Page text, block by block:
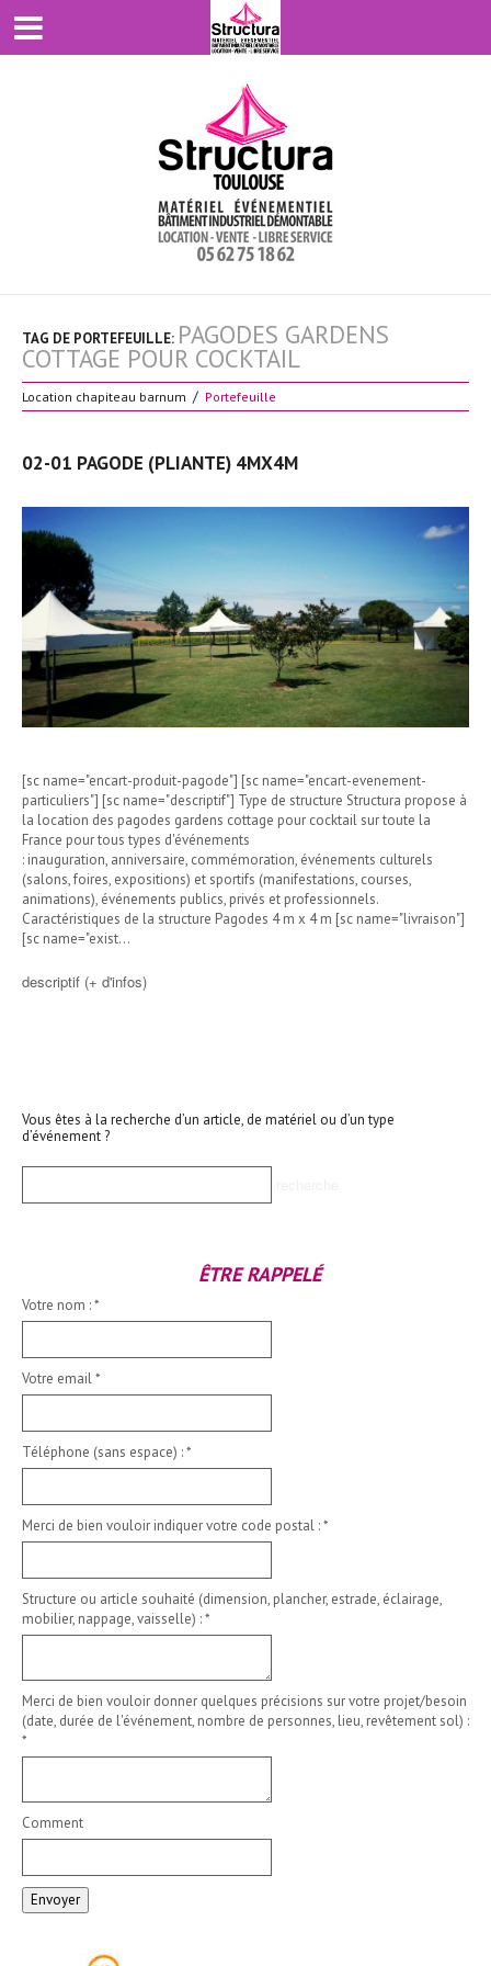
TAG DE PORTEFEUILLE: PAGODES GARDENS
COTTAGE POUR COCKTAIL
Location chapiteau barnum Portefeuille
02-01 PAGODE (PLIANTE) 4MX4M
[sc name="encart-produit-pagode"] [sc name="encart-evenement-
particuliers"] [sc name="descriptif"] Type de structure Structura propose à
la location des pagodes gardens cottage pour cocktail sur toute la
France pour tous types d'événements
: inauguration, anniversaire, commémoration, événements culturels
(salons, foires, expositions) et sportifs (manifestations, courses,
animations), événements publics, privés et professionnels.
Caractéristiques de la structure Pagodes 4 m x 4 m [sc name="livraison"]
[sc name="exist…
descriptif (+ d'infos)
Vous êtes à la recherche d’un article, de matériel ou d’un type
d’événement ?
ÊTRE RAPPELÉ
Votre nom :*
Votre email*
Téléphone (sans espace) :*
Merci de bien vouloir indiquer votre code postal :*
Structure ou article souhaité (dimension, plancher, estrade, éclairage,
mobilier, nappage, vaisselle) :*
Merci de bien vouloir donner quelques précisions sur votre projet/besoin
(date, durée de l'événement, nombre de personnes, lieu, revêtement sol) :
*
Comment
Envoyer